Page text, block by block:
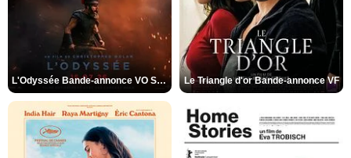
L'Odyssée Bande-annonce VO STFR Le Triangle d'or Bande-annonce VF